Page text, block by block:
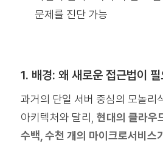
문제를 진단 가능
1. 배경: 왜 새로운 접근법이
과거의 단일 서버 중심의 모놀
아키텍처와 달리, 현대의 클라우
수백, 수천 개의 마이크로서비스